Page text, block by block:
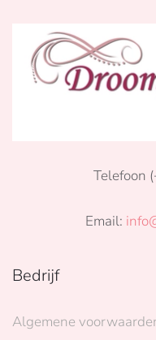
Telefoon
Email:
Bedrijf
Algemene